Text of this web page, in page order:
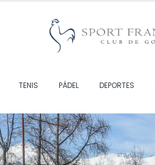
TENIS PÁDEL DEPORTES